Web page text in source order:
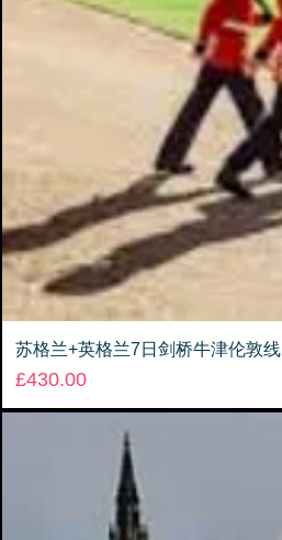
苏格兰+英格兰7日剑桥牛津伦敦线
Price
£430.00